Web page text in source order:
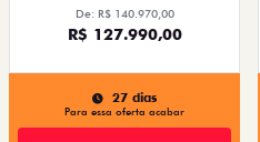
De: R$ 140.970,00
R$ 127.990,00
27 dias
Para essa oferta acabar